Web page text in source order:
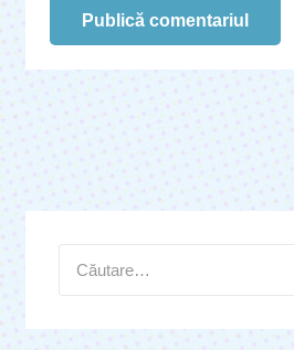
Publică comentariul
după: